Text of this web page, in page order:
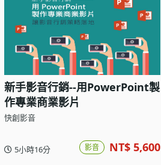
新手影音行銷--用PowerPoint製
作專業商業影片
快創影音
5小時16分 影音 NT$ 5,600